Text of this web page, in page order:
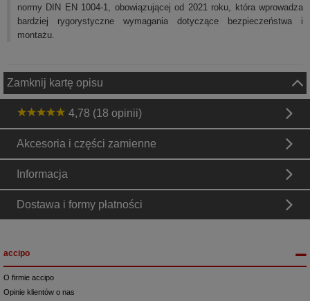
normy DIN EN 1004-1, obowiązującej od 2021 roku, która wprowadza
bardziej rygorystyczne wymagania dotyczące bezpieczeństwa i
montażu.
Zamknij kartę opisu
4,78 (18 opinii)
Akcesoria i części zamienne
Informacja
Dostawa i formy płatności
accipo
O firmie accipo
Opinie klientów o nas